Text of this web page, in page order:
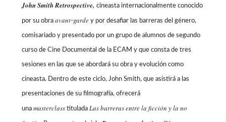
John Smith Retrospective, cineasta internacionalmente conocido
por su obra avant-gardey por desafiar las barreras del género,
comisariado y presentado por un grupo de alumnos de segundo
curso de Cine Documental de la ECAM y que consta de tres
sesiones en las que se abordará su obra y evolución como
cineasta. Dentro de este ciclo, John Smith, que asistirá a las
presentaciones de su filmografía, ofrecerá
una masterclasstitulada Las barreras entre la ficción y la no